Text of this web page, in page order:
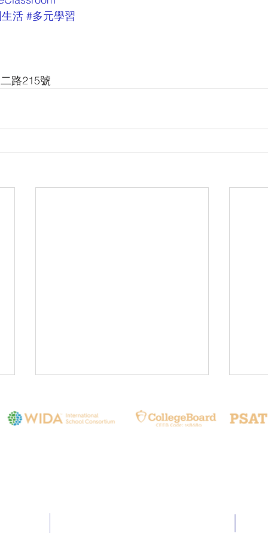
活 #多元學習
路215號